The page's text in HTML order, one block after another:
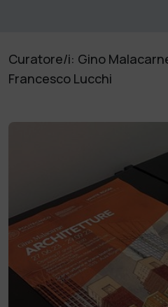
Curatore/i: Gino
Francesco Lucchi